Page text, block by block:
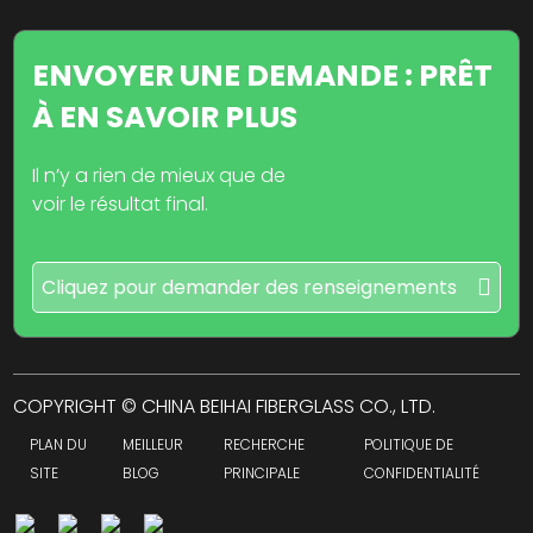
ENVOYER UNE DEMANDE : PRÊT
À EN SAVOIR PLUS
Il n’y a rien de mieux que de
voir le résultat final.
Cliquez pour demander des renseignements
COPYRIGHT © CHINA BEIHAI FIBERGLASS CO., LTD.
PLAN DU
SITE
MEILLEUR
BLOG
RECHERCHE
PRINCIPALE
POLITIQUE DE
CONFIDENTIALITÉ